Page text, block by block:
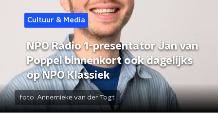
Cultuur & Media
NPO Radio 1-presentator Jan van
Poppel binnenkort ook dagelijks
op NPO Klassiek
foto:Annemieke van der Togt